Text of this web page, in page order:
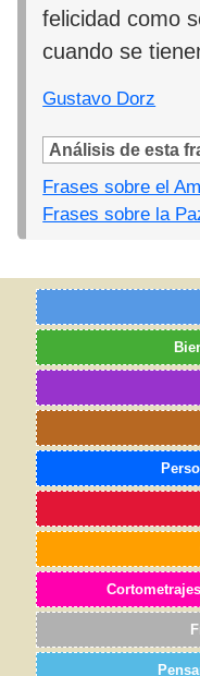
felicidad como
cuando se
Gustavo Dorz
Análisis de esta
Frases sobre el
Frases sobre la